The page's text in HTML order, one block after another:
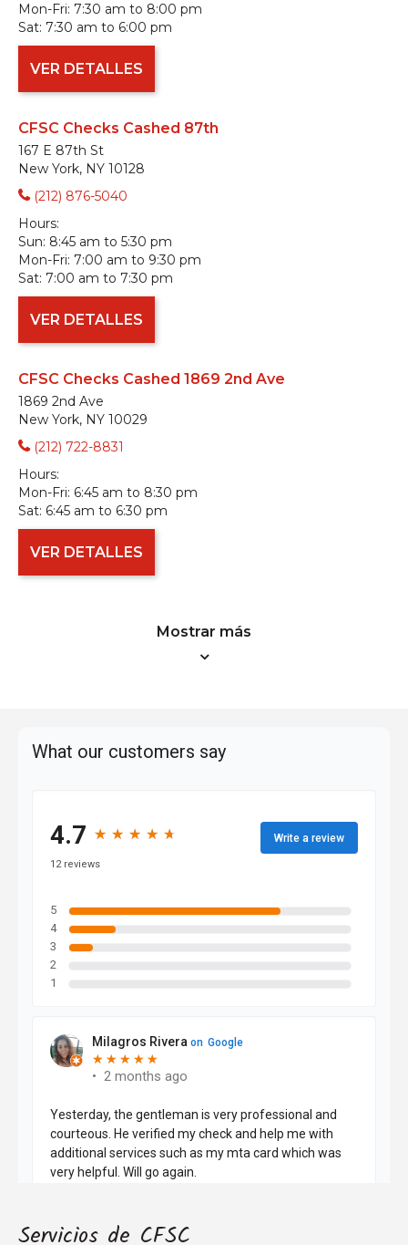
Mon-Fri: 7:30 am to 8:00 pm
Sat: 7:30 am to 6:00 pm
VER DETALLES
CFSC Checks Cashed 87th
167 E 87th St
New York, NY 10128
(212) 876-5040
Hours:
Sun: 8:45 am to 5:30 pm
Mon-Fri: 7:00 am to 9:30 pm
Sat: 7:00 am to 7:30 pm
VER DETALLES
CFSC Checks Cashed 1869 2nd Ave
1869 2nd Ave
New York, NY 10029
(212) 722-8831
Hours:
Mon-Fri: 6:45 am to 8:30 pm
Sat: 6:45 am to 6:30 pm
VER DETALLES
Mostrar más
Servicios de CFSC